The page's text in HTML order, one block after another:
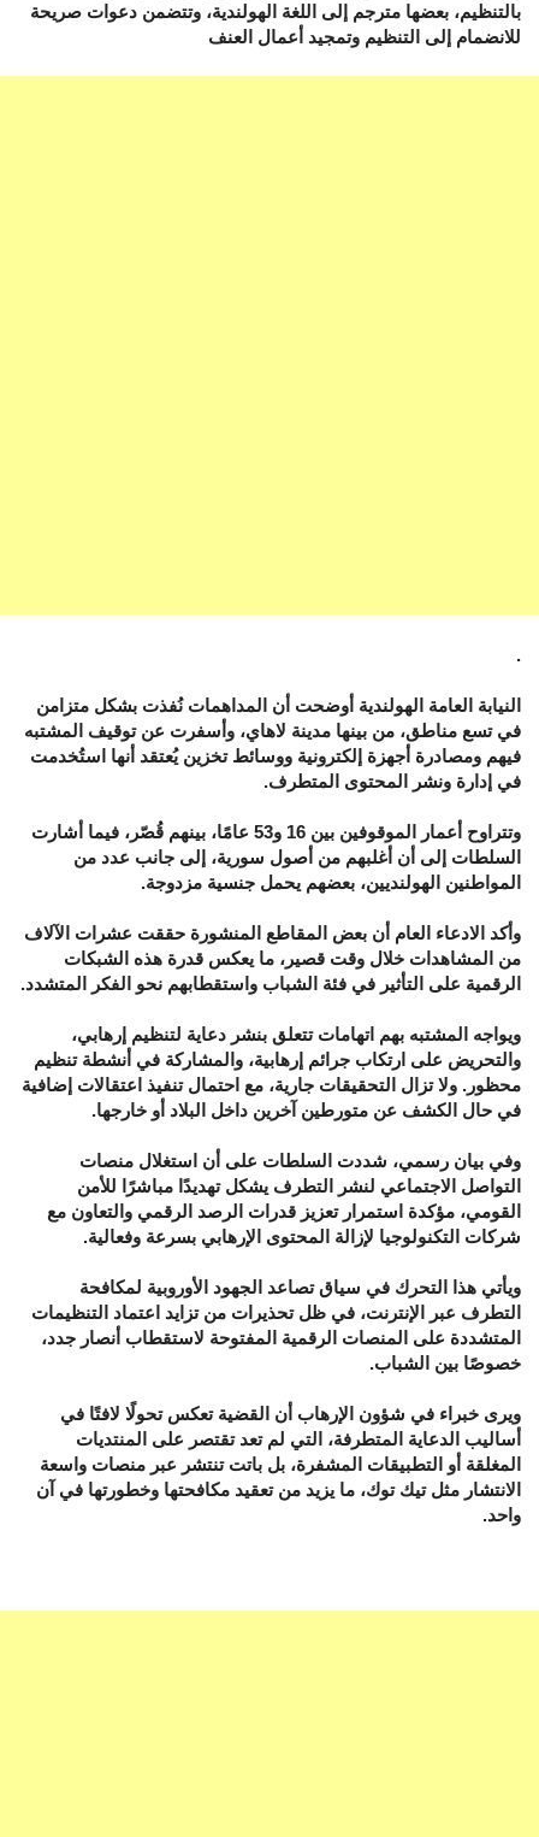
بالتنظيم، بعضها مترجم إلى اللغة الهولندية، وتتضمن دعوات صريحة
للانضمام إلى التنظيم وتمجيد أعمال العنف
.
النيابة العامة الهولندية أوضحت أن المداهمات نُفذت بشكل متزامن
في تسع مناطق، من بينها مدينة لاهاي، وأسفرت عن توقيف المشتبه
فيهم ومصادرة أجهزة إلكترونية ووسائط تخزين يُعتقد أنها استُخدمت
في إدارة ونشر المحتوى المتطرف.
وتتراوح أعمار الموقوفين بين 16 و53 عامًا، بينهم قُصّر، فيما أشارت
السلطات إلى أن أغلبهم من أصول سورية، إلى جانب عدد من
المواطنين الهولنديين، بعضهم يحمل جنسية مزدوجة.
وأكد الادعاء العام أن بعض المقاطع المنشورة حققت عشرات الآلاف
من المشاهدات خلال وقت قصير، ما يعكس قدرة هذه الشبكات
الرقمية على التأثير في فئة الشباب واستقطابهم نحو الفكر المتشدد.
ويواجه المشتبه بهم اتهامات تتعلق بنشر دعاية لتنظيم إرهابي،
والتحريض على ارتكاب جرائم إرهابية، والمشاركة في أنشطة تنظيم
محظور. ولا تزال التحقيقات جارية، مع احتمال تنفيذ اعتقالات إضافية
في حال الكشف عن متورطين آخرين داخل البلاد أو خارجها.
وفي بيان رسمي، شددت السلطات على أن استغلال منصات
التواصل الاجتماعي لنشر التطرف يشكل تهديدًا مباشرًا للأمن
القومي، مؤكدة استمرار تعزيز قدرات الرصد الرقمي والتعاون مع
شركات التكنولوجيا لإزالة المحتوى الإرهابي بسرعة وفعالية.
ويأتي هذا التحرك في سياق تصاعد الجهود الأوروبية لمكافحة
التطرف عبر الإنترنت، في ظل تحذيرات من تزايد اعتماد التنظيمات
المتشددة على المنصات الرقمية المفتوحة لاستقطاب أنصار جدد،
خصوصًا بين الشباب.
ويرى خبراء في شؤون الإرهاب أن القضية تعكس تحولًا لافتًا في
أساليب الدعاية المتطرفة، التي لم تعد تقتصر على المنتديات
المغلقة أو التطبيقات المشفرة، بل باتت تنتشر عبر منصات واسعة
الانتشار مثل تيك توك، ما يزيد من تعقيد مكافحتها وخطورتها في آن
واحد.